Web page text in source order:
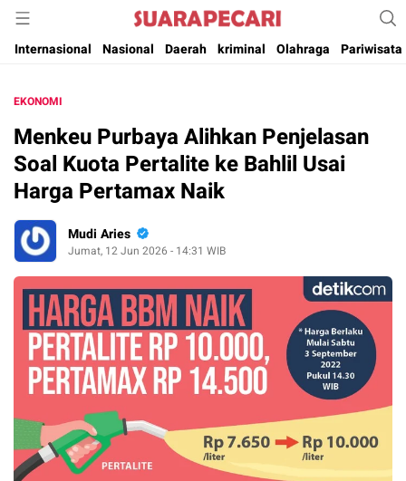
Suara Pecari
Suara Pencerahan Anak Negeri ( Berita Aktual & Terpercaya )
Internasional
Nasional Daerah kriminal Olahraga Pariwisata
EKONOMI
Menkeu Purbaya Alihkan Penjelasan
Soal Kuota Pertalite ke Bahlil Usai
Harga Pertamax Naik
Mudi Aries
Jumat, 12 Jun 2026 - 14:31 WIB